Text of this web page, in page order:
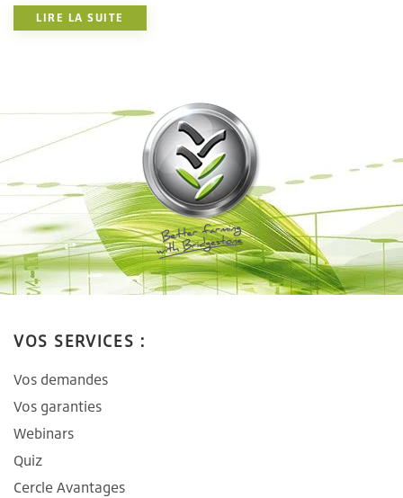
LIRE LA SUITE
VOS SERVICES :
Vos demandes
Vos garanties
Webinars
Quiz
Cercle Avantages